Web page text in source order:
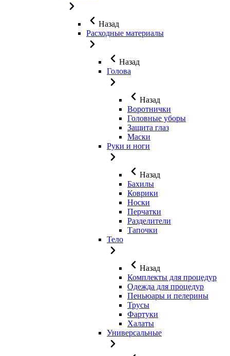
Назад
Расходные материалы
Назад
Голова
Назад
Воротнички
Головные уборы
Защита глаз
Маски
Руки и ноги
Назад
Бахилы
Коврики
Носки
Перчатки
Разделители
Тапочки
Тело
Назад
Комплекты для процедур
Одежда для процедур
Пеньюары и пелерины
Трусы
Фартуки
Халаты
Универсальные